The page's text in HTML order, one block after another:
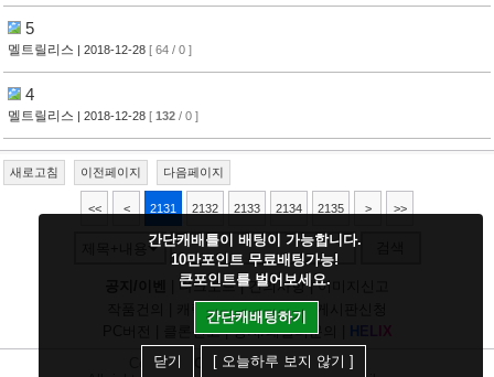
5
멜트릴리스 | 2018-12-28 [ 64 / 0 ]
4
멜트릴리스 | 2018-12-28 [ 132 / 0 ]
새로고침 이전페이지 다음페이지
<< < 2131 2132 2133 2134 2135 > >>
다크모드|건의사항|이미지신고
캐릭건의|기타디비|
클론신고|정지/패널티문의 H
X
Copyright
CHUINGCommunications.
간단캐배틀이 배팅이 가능합니다.
10만포인트 무료배팅가능!
큰포인트를 벌어보세요.
간단캐배팅하기
닫기 [ 오늘하루 보지 않기 ]